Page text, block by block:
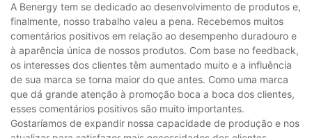
A Benergy tem se dedicado ao desenvolvimento de produtos e,
finalmente, nosso trabalho valeu a pena. Recebemos muitos
comentários positivos em relação ao desempenho duradouro e
à aparência única de nossos produtos. Com base no feedback,
os interesses dos clientes têm aumentado muito e a influência
de sua marca se torna maior do que antes. Como uma marca
que dá grande atenção à promoção boca a boca dos clientes,
esses comentários positivos são muito importantes.
Gostaríamos de expandir nossa capacidade de produção e nos